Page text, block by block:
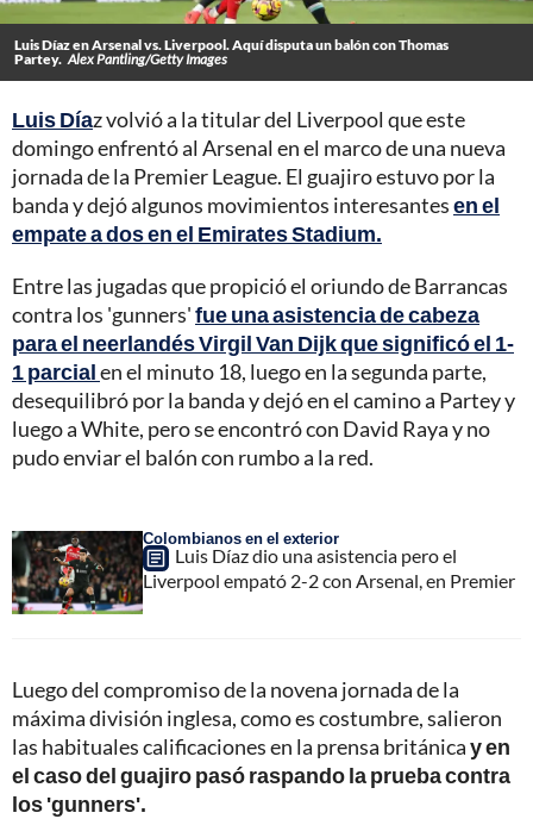
Luis Díaz en Arsenal vs. Liverpool. Aquí disputa un balón con Thomas
Partey. Alex Pantling/Getty Images
Luis Díaz volvió a la titular del Liverpool que este
domingo enfrentó al Arsenal en el marco de una nueva
jornada de la Premier League. El guajiro estuvo por la
banda y dejó algunos movimientos interesantesen el
empate a dos en el Emirates Stadium.
Entre las jugadas que propició el oriundo de Barrancas
contra los 'gunners'fue una asistencia de cabeza
para el neerlandés Virgil Van Dijk que significó el 1-
1 parcialen el minuto 18, luego en la segunda parte,
desequilibró por la banda y dejó en el camino a Partey y
luego a White, pero se encontró con David Raya y no
pudo enviar el balón con rumbo a la red.
Colombianos en el exterior
Luis Díaz dio una asistencia pero el
Liverpool empató 2-2 con Arsenal, en Premier
Luego del compromiso de la novena jornada de la
máxima división inglesa, como es costumbre, salieron
las habituales calificaciones en la prensa británicay en
el caso del guajiro pasó raspando la prueba contra
los 'gunners'.